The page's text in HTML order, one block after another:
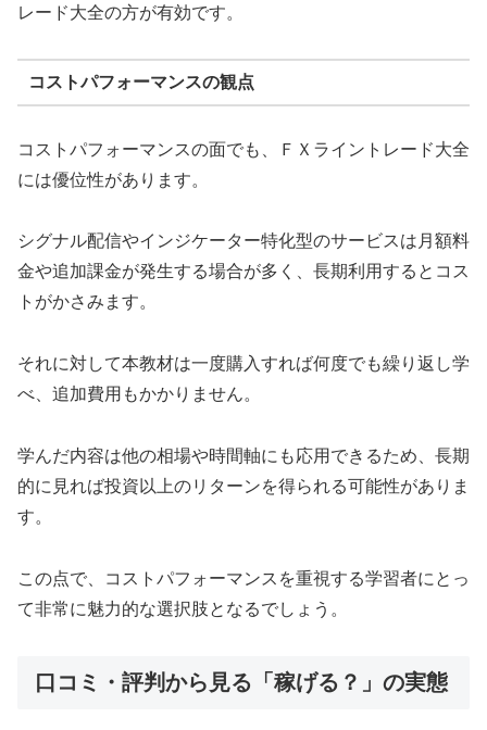
レード大全の方が有効です。
コストパフォーマンスの観点
コストパフォーマンスの面でも、ＦＸライントレード大全
には優位性があります。
シグナル配信やインジケーター特化型のサービスは月額料
金や追加課金が発生する場合が多く、長期利用するとコス
トがかさみます。
それに対して本教材は一度購入すれば何度でも繰り返し学
べ、追加費用もかかりません。
学んだ内容は他の相場や時間軸にも応用できるため、長期
的に見れば投資以上のリターンを得られる可能性がありま
す。
この点で、コストパフォーマンスを重視する学習者にとっ
て非常に魅力的な選択肢となるでしょう。
口コミ・評判から見る「稼げる？」の実態